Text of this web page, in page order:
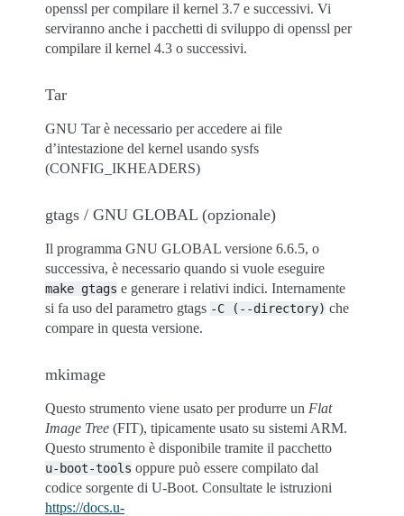
openssl per compilare il kernel 3.7 e successivi. Vi
serviranno anche i pacchetti di sviluppo di openssl per
compilare il kernel 4.3 o successivi.
Tar
GNU Tar è necessario per accedere ai file
d’intestazione del kernel usando sysfs
(CONFIG_IKHEADERS)
gtags / GNU GLOBAL (opzionale)
Il programma GNU GLOBAL versione 6.6.5, o
successiva, è necessario quando si vuole eseguire
make gtags e generare i relativi indici. Internamente
si fa uso del parametro gtags -C (--directory) che
compare in questa versione.
mkimage
Questo strumento viene usato per produrre un Flat
Image Tree (FIT), tipicamente usato su sistemi ARM.
Questo strumento è disponibile tramite il pacchetto
u-boot-tools oppure può essere compilato dal
codice sorgente di U-Boot. Consultate le istruzioni
https://docs.u-